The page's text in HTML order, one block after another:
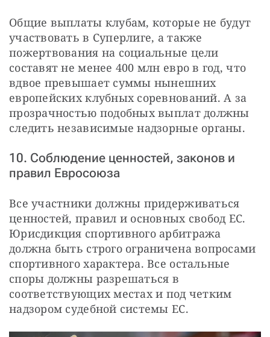
Общие выплаты клубам, которые не будут
участвовать в Суперлиге, а также
пожертвования на социальные цели
составят не менее 400 млн евро в год, что
вдвое превышает суммы нынешних
европейских клубных соревнований. А за
прозрачностью подобных выплат должны
следить независимые надзорные органы.
10. Соблюдение ценностей, законов и
правил Евросоюза
Все участники должны придерживаться
ценностей, правил и основных свобод ЕС.
Юрисдикция спортивного арбитража
должна быть строго ограничена вопросами
спортивного характера. Все остальные
споры должны разрешаться в
соответствующих местах и под четким
надзором судебной системы ЕС.